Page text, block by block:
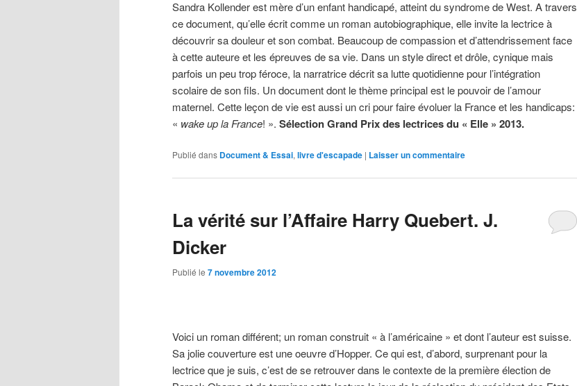
Sandra Kollender est mère d’un enfant handicapé, atteint du syndrome de West. A travers
ce document, qu’elle écrit comme un roman autobiographique, elle invite la lectrice à
découvrir sa douleur et son combat. Beaucoup de compassion et d’attendrissement face
à cette auteure et les épreuves de sa vie. Dans un style direct et drôle, cynique mais
parfois un peu trop féroce, la narratrice décrit sa lutte quotidienne pour l’intégration
scolaire de son fils. Un document dont le thème principal est le pouvoir de l’amour
maternel. Cette leçon de vie est aussi un cri pour faire évoluer la France et les handicaps:
« wake up la France! ». Sélection Grand Prix des lectrices du « Elle » 2013.
Publié dans Document & Essai, livre d'escapade | Laisser un commentaire
La vérité sur l’Affaire Harry Quebert. J.
Dicker
Publié le 7 novembre 2012
Voici un roman différent; un roman construit « à l’américaine » et dont l’auteur est suisse.
Sa jolie couverture est une oeuvre d’Hopper. Ce qui est, d’abord, surprenant pour la
lectrice que je suis, c’est de se retrouver dans le contexte de la première élection de